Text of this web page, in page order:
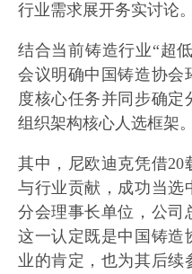
行业需求展开务实讨论。
结合当前铸造行业“超
会议明确中国铸造协会
度核心任务并同步确定
组织架构核心人选框架。
其中，尼欧迪克凭借20
与行业贡献，成功当选
分会理事长单位，公司
这一认定既是中国铸造
业的肯定，也为其后续